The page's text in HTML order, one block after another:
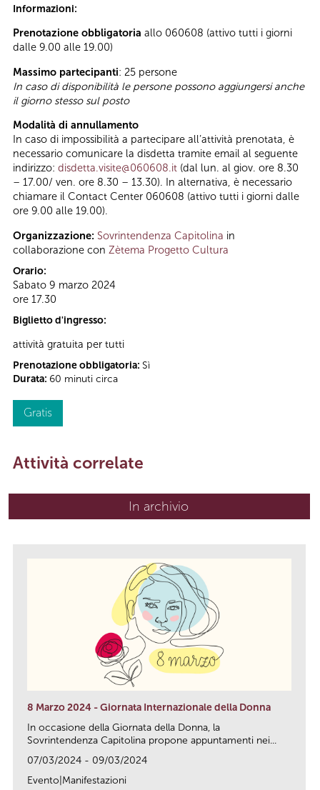
Informazioni:
Prenotazione obbligatoria allo 060608 (attivo tutti i giorni
dalle 9.00 alle 19.00)
Massimo partecipanti: 25 persone
In caso di disponibilità le persone possono aggiungersi anche
il giorno stesso sul posto
Modalità di annullamento
In caso di impossibilità a partecipare all’attività prenotata, è
necessario comunicare la disdetta tramite email al seguente
indirizzo: disdetta.visite@060608.it (dal lun. al giov. ore 8.30
– 17.00/ ven. ore 8.30 – 13.30). In alternativa, è necessario
chiamare il Contact Center 060608 (attivo tutti i giorni dalle
ore 9.00 alle 19.00).
Organizzazione: Sovrintendenza Capitolina in
collaborazione con Zètema Progetto Cultura
Orario:
Sabato 9 marzo 2024
ore 17.30
Biglietto d'ingresso:
attività gratuita per tutti
Prenotazione obbligatoria: Sì
Durata: 60 minuti circa
Gratis
Attività correlate
In archivio
8 Marzo 2024 - Giornata Internazionale della Donna
In occasione della Giornata della Donna, la
Sovrintendenza Capitolina propone appuntamenti nei...
07/03/2024 - 09/03/2024
Evento|Manifestazioni